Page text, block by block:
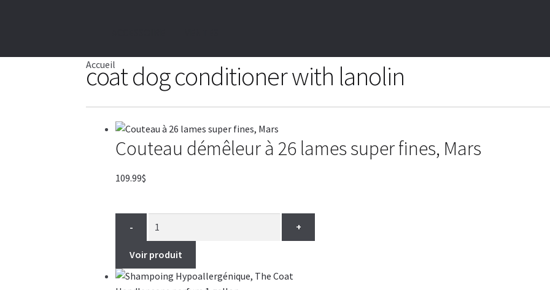
Accueil
coat dog conditioner with lanolin
Couteau démêleur à 26 lames super fines, Mars
109.99$
- +
Voir produit